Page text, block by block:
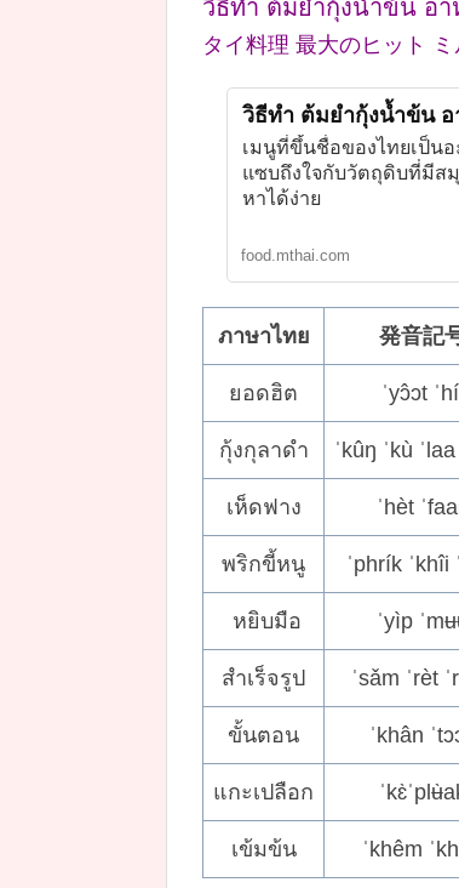
วิธีทำ ต้มยำกุ้งน้ำข้น อา
タイ料理 最大のヒット
วิธีทำ ต้มยำกุ้งน้ำข้น
เมนูที่ขึ้นชื่อของไทยเป็น
แซบถึงใจกับวัตถุดิบที่มีส
หาได้ง่าย
food.mthai.com
ภาษาไทย 発音記
ยอดฮิต ˈyɔ̂ɔt
กุ้งกุลาดำ ˈkûŋ ˈkù
เห็ดฟาง ˈhèt
พริกขี้หนู ˈphrík ˈkhîi
หยิบมือ ˈyìp
สำเร็จรูป ˈsǎm ˈrèt
ขั้นตอน ˈkhân
แกะเปลือก
เข้มข้น ˈkhêm